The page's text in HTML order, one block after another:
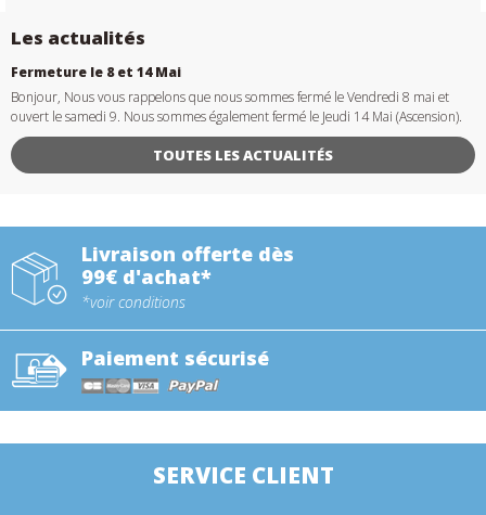
Les actualités
Fermeture le 8 et 14 Mai
Bonjour, Nous vous rappelons que nous sommes fermé le Vendredi 8 mai et
ouvert le samedi 9. Nous sommes également fermé le Jeudi 14 Mai (Ascension).
TOUTES LES ACTUALITÉS
Livraison offerte dès
99€ d'achat*
*voir conditions
Paiement sécurisé
SERVICE CLIENT